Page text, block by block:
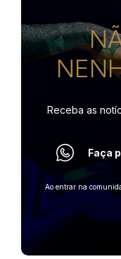
Receba as
Faça
Ao entrar na